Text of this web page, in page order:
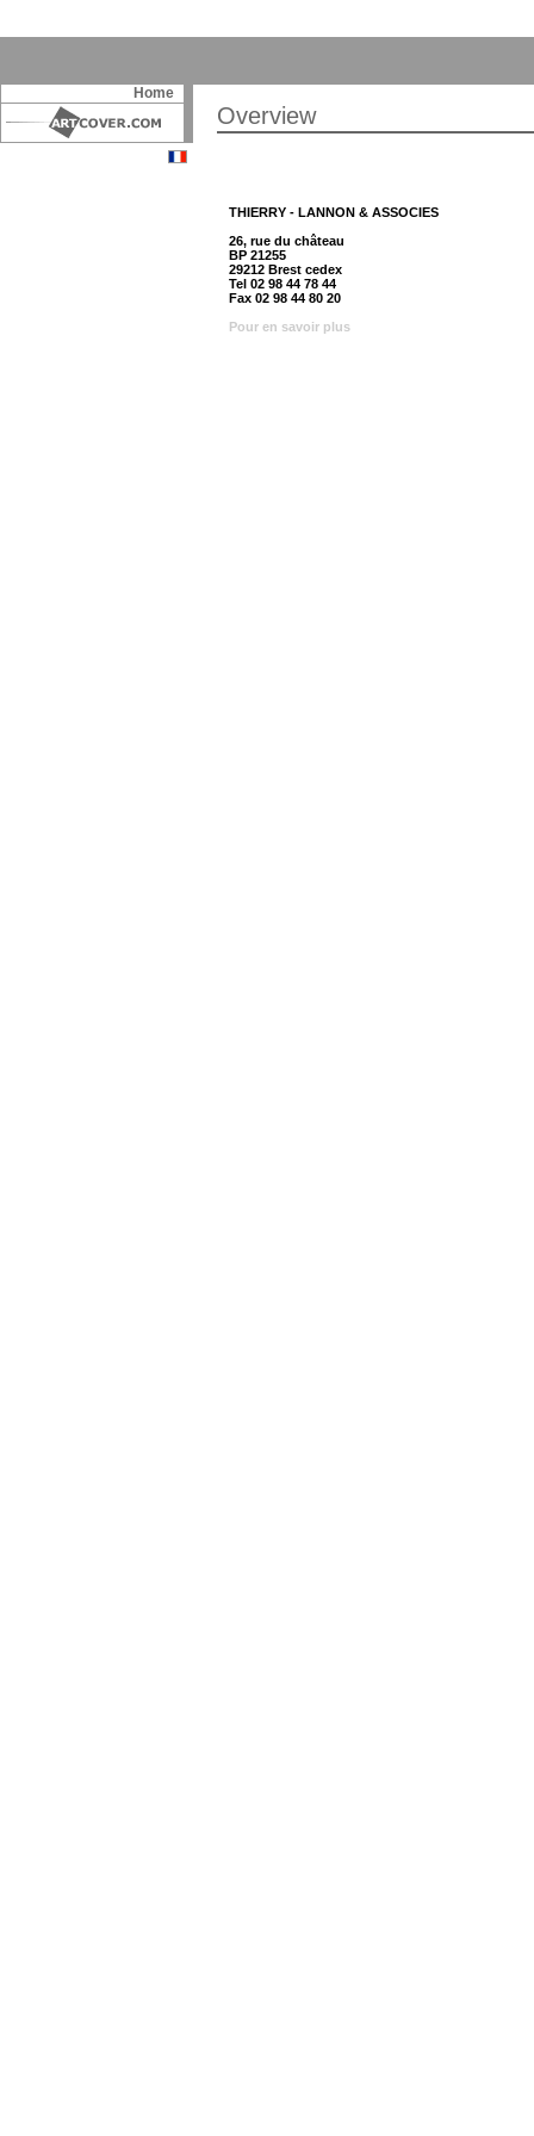
Home
Overview
THIERRY - LANNON & ASSOCIES
26, rue du château
BP 21255
29212 Brest cedex
Tel 02 98 44 78 44
Fax 02 98 44 80 20
Pour en savoir plus